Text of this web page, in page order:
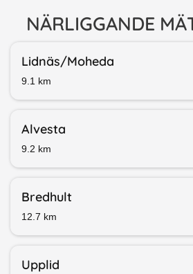
NÄRLIGGANDE
Lidnäs/​Moheda
9.1 km
Alvesta
9.2 km
Bredhult
12.7 km
Upplid